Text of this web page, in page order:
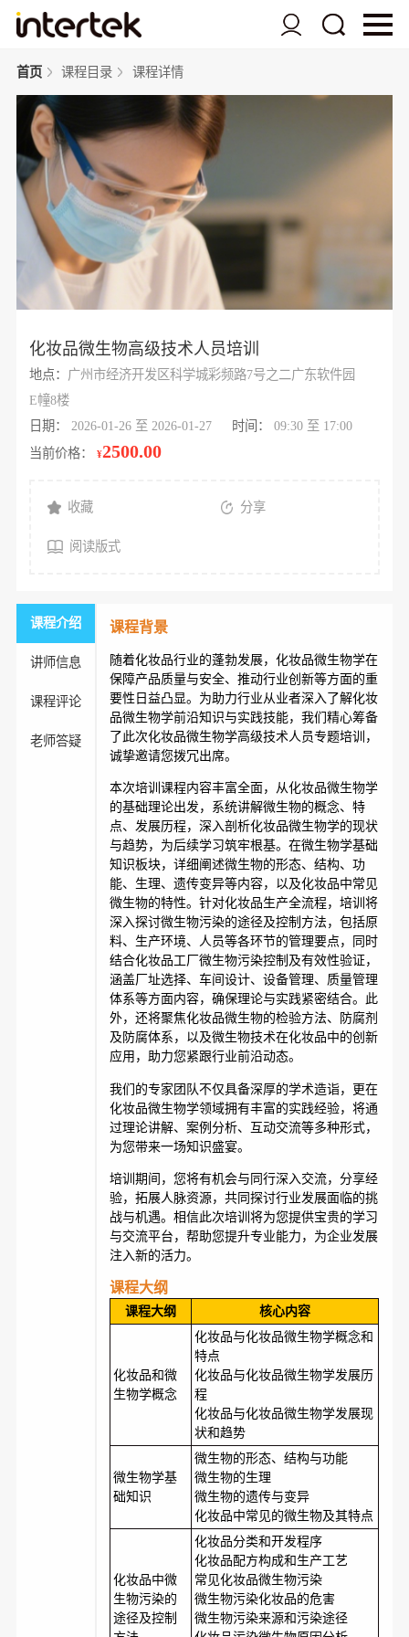
首页 课程目录 课程详情
化妆品微生物高级技术人员培训
地点： 广州市经济开发区科学城彩频路7号之二广东软件园
E幢8楼
日期：
2026-01-26 至 2026-01-27 时间：
09:30 至 17:00
当前价格：¥2500.00
收藏 分享
阅读版式
课程介绍
讲师信息
课程评论
老师答疑
课程背景
随着化妆品行业的蓬勃发展，化妆品微生物学在
保障产品质量与安全、推动行业创新等方面的重
要性日益凸显。为助力行业从业者深入了解化妆
品微生物学前沿知识与实践技能，我们精心筹备
了此次化妆品微生物学高级技术人员专题培训，
诚挚邀请您拨冗出席。
本次培训课程内容丰富全面，从化妆品微生物学
的基础理论出发，系统讲解微生物的概念、特
点、发展历程，深入剖析化妆品微生物学的现状
与趋势，为后续学习筑牢根基。在微生物学基础
知识板块，详细阐述微生物的形态、结构、功
能、生理、遗传变异等内容，以及化妆品中常见
微生物的特性。针对化妆品生产全流程，培训将
深入探讨微生物污染的途径及控制方法，包括原
料、生产环境、人员等各环节的管理要点，同时
结合化妆品工厂微生物污染控制及有效性验证，
涵盖厂址选择、车间设计、设备管理、质量管理
体系等方面内容，确保理论与实践紧密结合。此
外，还将聚焦化妆品微生物的检验方法、防腐剂
及防腐体系，以及微生物技术在化妆品中的创新
应用，助力您紧跟行业前沿动态。
我们的专家团队不仅具备深厚的学术造诣，更在
化妆品微生物学领域拥有丰富的实践经验，将通
过理论讲解、案例分析、互动交流等多种形式，
为您带来一场知识盛宴。
培训期间，您将有机会与同行深入交流，分享经
验，拓展人脉资源，共同探讨行业发展面临的挑
战与机遇。相信此次培训将为您提供宝贵的学习
与交流平台，帮助您提升专业能力，为企业发展
注入新的活力。
课程大纲
课程大纲 核心内容
化妆品和微
生物学概念
化妆品与化妆品微生物学概念和
特点
化妆品与化妆品微生物学发展历
程
化妆品与化妆品微生物学发展现
状和趋势
微生物学基
础知识
微生物的形态、结构与功能
微生物的生理
微生物的遗传与变异
化妆品中常见的微生物及其特点
化妆品中微
生物污染的
途径及控制
化妆品分类和开发程序
化妆品配方构成和生产工艺
常见化妆品微生物污染
微生物污染化妆品的危害
微生物污染来源和污染途径